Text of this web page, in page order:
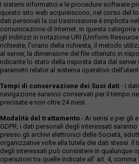
I sistemi informatici e le procedure software
questo sito web acquisiscono, nel corso del
dati personali la cui trasmissione è implicita
comunicazione di Internet. In questa categoria
gli indirizzi in notazione URI (Uniform
richieste, l'orario della richiesta, il metodo
al server, la dimensione del file ottenuto in
ndicante lo stato della risposta data dal server
parametri relativi al sistema operativo
Tempi di conservazione dei Suoi dati - I
navigazione saranno conservati per il tempo
precisate e non oltre 24 mesi.
Modalità del trattamento - Ai sensi e per gli
GDPR, i dati personali degli interessati
presso gli archivi elettronici delle Società,
organizzative volte alla tutela dei dati stessi. Il
degli interessati può consistere in qualunque
operazioni tra quelle indicate all' art. 4, comma